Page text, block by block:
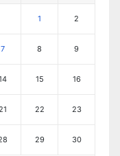
1 2
7 8 9
15 16
22 23
29 30